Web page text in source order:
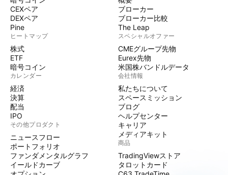
CEXペア
DEXペア
Pine
ヒートマップ
株式
ETF
暗号コイン
カレンダー
経済
決算
配当
IPO
その他プロダクト
ニュースフロー
ポートフォリオ
ファンダメンタルグラフ
イールドカーブ
ブローカー
ブローカー比較
The Leap
スペシャルオファー
CMEグループ先物
Eurex先物
米国株バンドルデータ
会社情報
私たちについて
スペースミッション
ブログ
ヘルプセンター
キャリア
メディアキット
商品
TradingViewストア
タロットカード